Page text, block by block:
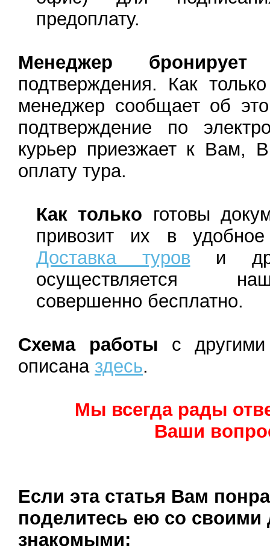
предоплату.
Менеджер бронирует
подтверждения. Как
менеджер сообщает об
подтверждение по
курьер приезжает к Вам,
оплату тура.
Как только готовы
привозит их в
Доставка туров и
осуществляется
совершенно бесплатно.
Схема работы с
описана здесь.
Мы всегда рады
Ваши
Если эта статья Вам
поделитесь ею со своими
знакомыми: